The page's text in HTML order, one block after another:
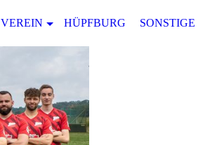
VEREIN HÜPFBURG SONSTIGES